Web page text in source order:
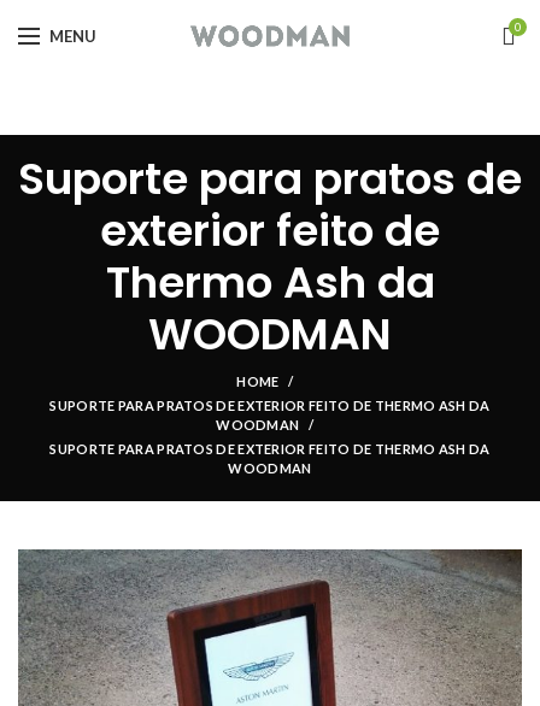
MENU 0
Suporte para pratos de
exterior feito de
Thermo Ash da
WOODMAN
HOME
SUPORTE PARA PRATOS DE EXTERIOR FEITO DE THERMO ASH DA
WOODMAN
SUPORTE PARA PRATOS DE EXTERIOR FEITO DE THERMO ASH DA
WOODMAN